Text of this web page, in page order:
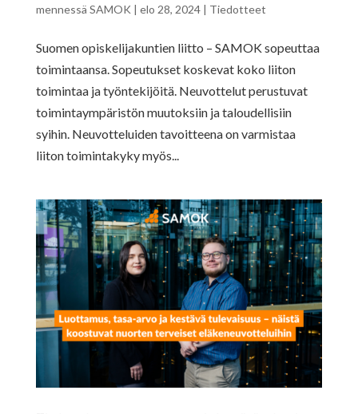
mennessä SAMOK | elo 28, 2024| Tiedotteet
Suomen opiskelijakuntien liitto – SAMOK sopeuttaa
toimintaansa. Sopeutukset koskevat koko liiton
toimintaa ja työntekijöitä. Neuvottelut perustuvat
toimintaympäristön muutoksiin ja taloudellisiin
syihin. Neuvotteluiden tavoitteena on varmistaa
liiton toimintakyky myös...